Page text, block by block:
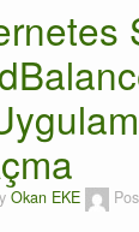
Okan EKE